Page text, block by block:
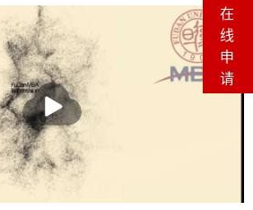
播
放
在
线
申
请